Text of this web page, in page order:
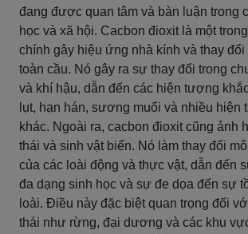
đang được quan tâm và bàn luận trong
học và xã hội. Cacbon đioxit là một
chính gây hiệu ứng nhà kính và thay đổi
toàn cầu. Nó gây ra sự thay đổi trong
và khí hậu, dẫn đến các hiện tượng
lụt, hạn hán, sương muối và nhiều hiện
khác. Ngoài ra, cacbon đioxit cũng ảnh
thái và sinh vật biển. Nó làm thay đổi
của các loài động và thực vật, dẫn đến
đa dạng sinh học và sự đe dọa đến sự
loài. Điều này đặc biệt quan trọng đối
thái như rừng, đại dương và các khu